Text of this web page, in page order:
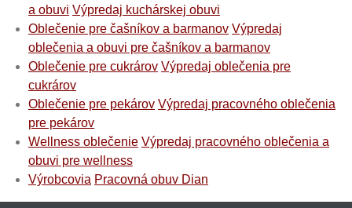
a obuvi Výpredaj kuchárskej obuvi
Oblečenie pre čašníkov a barmanov Výpredaj
oblečenia a obuvi pre čašníkov a barmanov
Oblečenie pre cukrárov Výpredaj oblečenia pre
cukrárov
Oblečenie pre pekárov Výpredaj pracovného oblečenia
pre pekárov
Wellness oblečenie Výpredaj pracovného oblečenia a
obuvi pre wellness
Výrobcovia Pracovná obuv Dian